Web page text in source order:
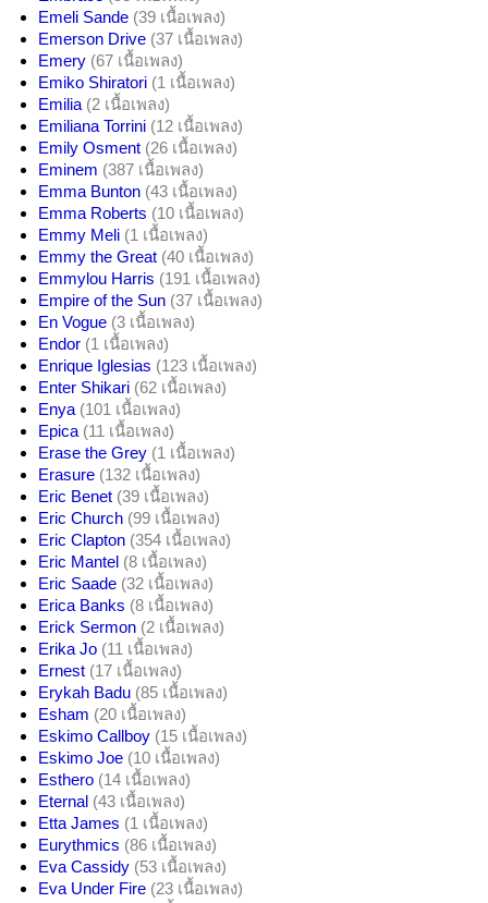
Emeli Sande (39 เนื้อเพลง)
Emerson Drive (37 เนื้อเพลง)
Emery (67 เนื้อเพลง)
Emiko Shiratori (1 เนื้อเพลง)
Emilia (2 เนื้อเพลง)
Emiliana Torrini (12 เนื้อเพลง)
Emily Osment (26 เนื้อเพลง)
Eminem (387 เนื้อเพลง)
Emma Bunton (43 เนื้อเพลง)
Emma Roberts (10 เนื้อเพลง)
Emmy Meli (1 เนื้อเพลง)
Emmy the Great (40 เนื้อเพลง)
Emmylou Harris (191 เนื้อเพลง)
Empire of the Sun (37 เนื้อเพลง)
En Vogue (3 เนื้อเพลง)
Endor (1 เนื้อเพลง)
Enrique Iglesias (123 เนื้อเพลง)
Enter Shikari (62 เนื้อเพลง)
Enya (101 เนื้อเพลง)
Epica (11 เนื้อเพลง)
Erase the Grey (1 เนื้อเพลง)
Erasure (132 เนื้อเพลง)
Eric Benet (39 เนื้อเพลง)
Eric Church (99 เนื้อเพลง)
Eric Clapton (354 เนื้อเพลง)
Eric Mantel (8 เนื้อเพลง)
Eric Saade (32 เนื้อเพลง)
Erica Banks (8 เนื้อเพลง)
Erick Sermon (2 เนื้อเพลง)
Erika Jo (11 เนื้อเพลง)
Ernest (17 เนื้อเพลง)
Erykah Badu (85 เนื้อเพลง)
Esham (20 เนื้อเพลง)
Eskimo Callboy (15 เนื้อเพลง)
Eskimo Joe (10 เนื้อเพลง)
Esthero (14 เนื้อเพลง)
Eternal (43 เนื้อเพลง)
Etta James (1 เนื้อเพลง)
Eurythmics (86 เนื้อเพลง)
Eva Cassidy (53 เนื้อเพลง)
Eva Under Fire (23 เนื้อเพลง)